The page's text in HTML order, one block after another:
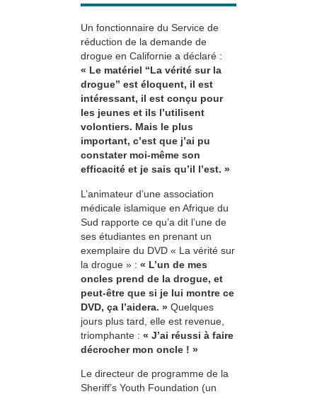
Un fonctionnaire du Service de
réduction de la demande de
drogue en Californie a déclaré :
« Le matériel “La vérité sur la
drogue” est éloquent, il est
intéressant, il est conçu pour
les jeunes et ils l’utilisent
volontiers. Mais le plus
important, c’est que j’ai pu
constater moi-même son
efficacité et je sais qu’il l’est. »
L’animateur d’une association
médicale islamique en Afrique du
Sud rapporte ce qu’a dit l’une de
ses étudiantes en prenant un
exemplaire du DVD « La vérité sur
la drogue » : « L’un de mes
oncles prend de la drogue, et
peut-être que si je lui montre ce
DVD, ça l’aidera. » Quelques
jours plus tard, elle est revenue,
triomphante : « J’ai réussi à faire
décrocher mon oncle ! »
Le directeur de programme de la
Sheriff’s Youth Foundation (un